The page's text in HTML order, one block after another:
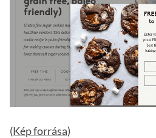
(Kép forrása)